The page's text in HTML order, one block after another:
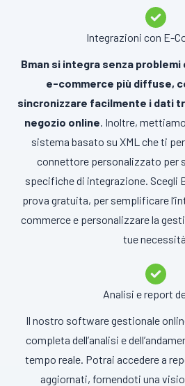
Integrazioni con E-
Bman si integra senza
e-commerce più diffuse,
sincronizzare facilmente i dati
negozio online. Inoltre,
sistema basato su XML che ti
connettore personalizzato per
specifiche di integrazione. Scegli
prova gratuita, per semplificare
commerce e personalizzare la
tue
Analisi e report
Il nostro software gestionale
completa dell’analisi e
tempo reale. Potrai accedere a
aggiornati, fornendoti una